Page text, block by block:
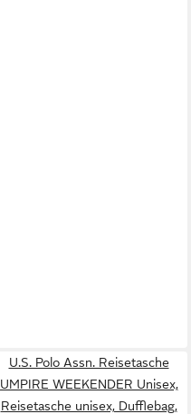
U.S. Polo Assn. Reisetasche
UMPIRE WEEKENDER Unisex,
Reisetasche unisex, Dufflebag,